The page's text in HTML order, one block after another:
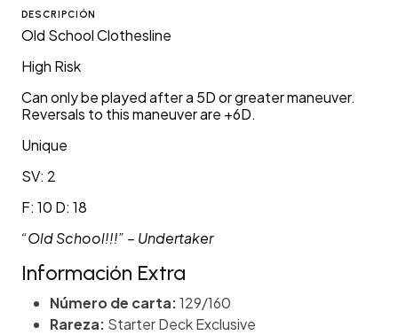
DESCRIPCIÓN
Old School Clothesline
High Risk
Can only be played after a 5D or greater maneuver.
Reversals to this maneuver are +6D.
Unique
SV: 2
F: 10 D: 18
“Old School!!!” – Undertaker
Información Extra
Número de carta:129/160
Rareza: Starter Deck Exclusive